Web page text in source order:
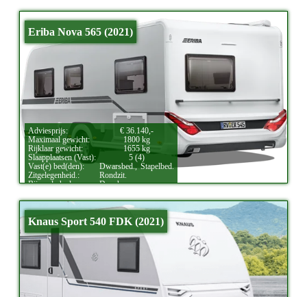
Eriba Nova 565 (2021)
Adviesprijs:
€ 36.140,-
Maximaal gewicht:
1800 kg
Rijklaar gewicht:
1655 kg
Slaapplaatsen (Vast):
5 (4)
Vast(e) bed(den):
Dwarsbed.,
Stapelbed.
Zitgelegenheid.:
Rondzit.
Bijzonderheden:
Douche.
Knaus Sport 540 FDK (2021)